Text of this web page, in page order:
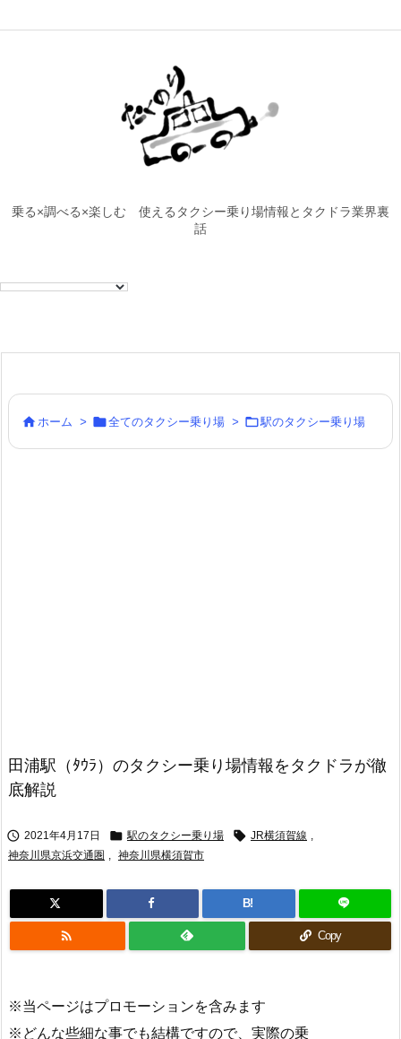
乗る×調べる×楽しむ 使えるタクシー乗り場情報とタクドラ業界裏
話
 ホーム > 全てのタクシー乗り場 > 駅のタクシー乗り場
田浦駅（ﾀｳﾗ）のタクシー乗り場情報をタクドラが徹
底解説
 2021年4月17日  駅のタクシー乗り場  JR横須賀線 ,
神奈川県京浜交通圏 , 神奈川県横須賀市
B!
 Copy
※当ページはプロモーションを含みます
※どんな些細な事でも結構ですので、実際の乗